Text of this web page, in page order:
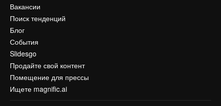
Вакансии
Поиск тенденций
Блог
События
Slidesgo
Продайте свой контент
Помещение для прессы
Ищете magnific.ai